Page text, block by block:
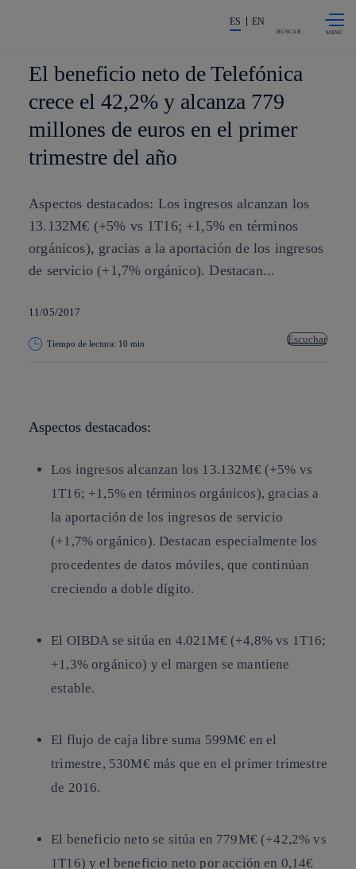
La acción en accionistas e
ES EN
BUSCAR
El beneficio neto de Telefónica
crece el 42,2% y alcanza 779
millones de euros en el primer
trimestre del año
Aspectos destacados: Los ingresos alcanzan los
13.132M€ (+5% vs 1T16; +1,5% en términos
orgánicos), gracias a la aportación de los ingresos
de servicio (+1,7% orgánico). Destacan...
11/05/2017
Tiempo de lectura: 10 min Escuchar
Aspectos destacados:
Los ingresos alcanzan los 13.132M€ (+5% vs
1T16; +1,5% en términos orgánicos), gracias a
la aportación de los ingresos de servicio
(+1,7% orgánico). Destacan especialmente los
procedentes de datos móviles, que continúan
creciendo a doble dígito.
El OIBDA se sitúa en 4.021M€ (+4,8% vs 1T16;
+1,3% orgánico) y el margen se mantiene
estable.
El flujo de caja libre suma 599M€ en el
trimestre, 530M€ más que en el primer trimestre
de 2016.
El beneficio neto se sitúa en 779M€ (+42,2% vs
1T16) y el beneficio neto por acción en 0,14€